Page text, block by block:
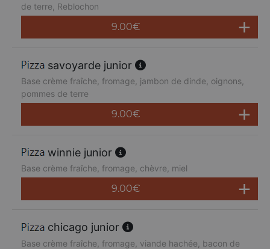
de terre, Reblochon
9.00€
savoyarde junior
Base crème fraîche, fromage, jambon de dinde, oignons,
pommes de terre
9.00€
winnie junior
Base crème fraîche, fromage, chèvre, miel
9.00€
chicago junior
Base crème fraîche, fromage, viande hachée, bacon de